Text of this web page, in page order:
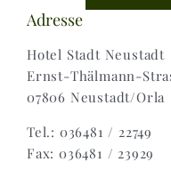
Zahlungsweisen |
Widerruf |
Adresse
Hotel Stadt Neustadt
Ernst-Thälmann-
07806 Neustadt/Orla
Tel.: 036481 / 22749
Fax: 036481 / 23929